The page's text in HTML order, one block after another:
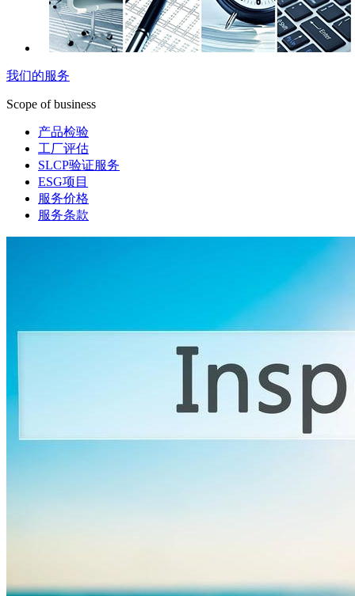
我们的服务
Scope of business
产品检验
工厂评估
SLCP验证服务
ESG项目
服务价格
服务条款